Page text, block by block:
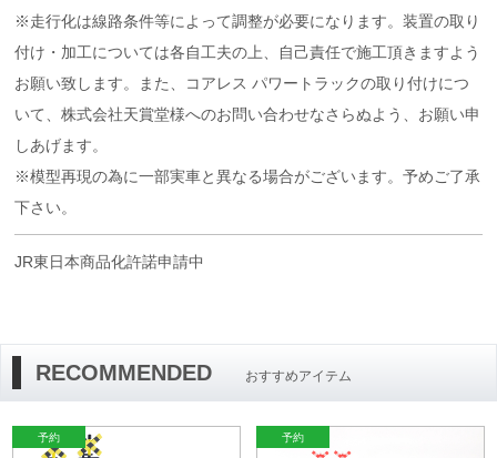
※走行化は線路条件等によって調整が必要になります。装置の取り
付け・加工については各自工夫の上、自己責任で施工頂きますよう
お願い致します。また、コアレス パワートラックの取り付けにつ
いて、株式会社天賞堂様へのお問い合わせなさらぬよう、お願い申
しあげます。
※模型再現の為に一部実車と異なる場合がございます。予めご了承
下さい。
JR東日本商品化許諾申請中
RECOMMENDED おすすめアイテム